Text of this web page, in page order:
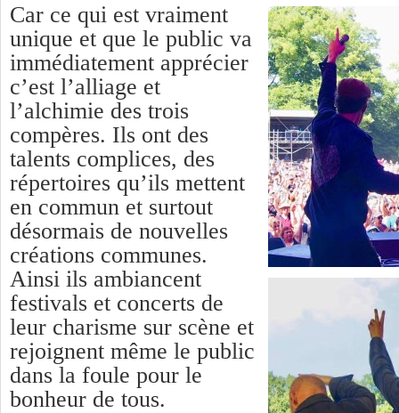
Car ce qui est vraiment
unique et que le public va
immédiatement apprécier
c’est l’alliage et
l’alchimie des trois
compères. Ils ont des
talents complices, des
répertoires qu’ils mettent
en commun et surtout
désormais de nouvelles
créations communes.
Ainsi ils ambiancent
festivals et concerts de
leur charisme sur scène et
rejoignent même le public
dans la foule pour le
bonheur de tous.